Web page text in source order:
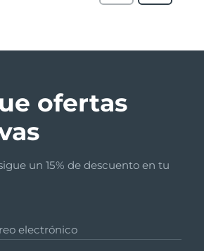
ofertas
un 15% de descuento en tu
electrónico